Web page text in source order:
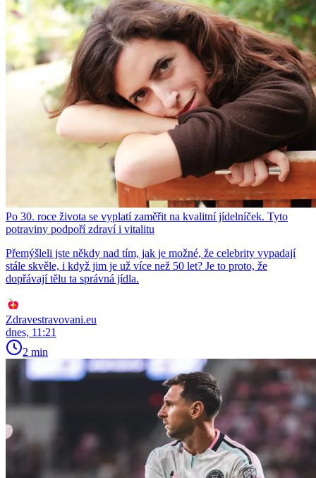
Po 30. roce života se vyplatí zaměřit na kvalitní jídelníček. Tyto
potraviny podpoří zdraví i vitalitu
Přemýšleli jste někdy nad tím, jak je možné, že celebrity vypadají
stále skvěle, i když jim je už více než 50 let? Je to proto, že
dopřávají tělu ta správná jídla.
Zdravestravovani.eu
dnes, 11:21
2 min